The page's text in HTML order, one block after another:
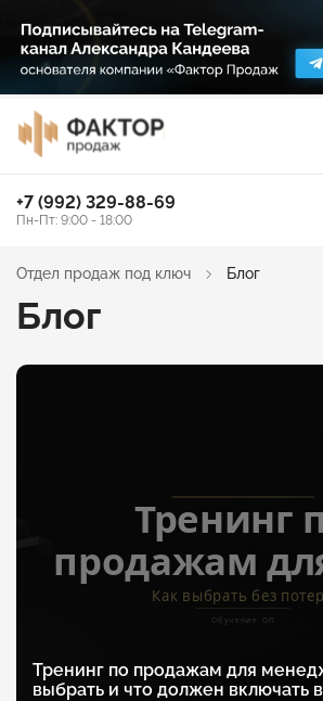
+7 (992) 329-88-69
Пн-Пт: 9:00 - 18:00
Отдел продаж под ключ Блог
Блог
Тренинг по продажам для
выбрать и что должен включать